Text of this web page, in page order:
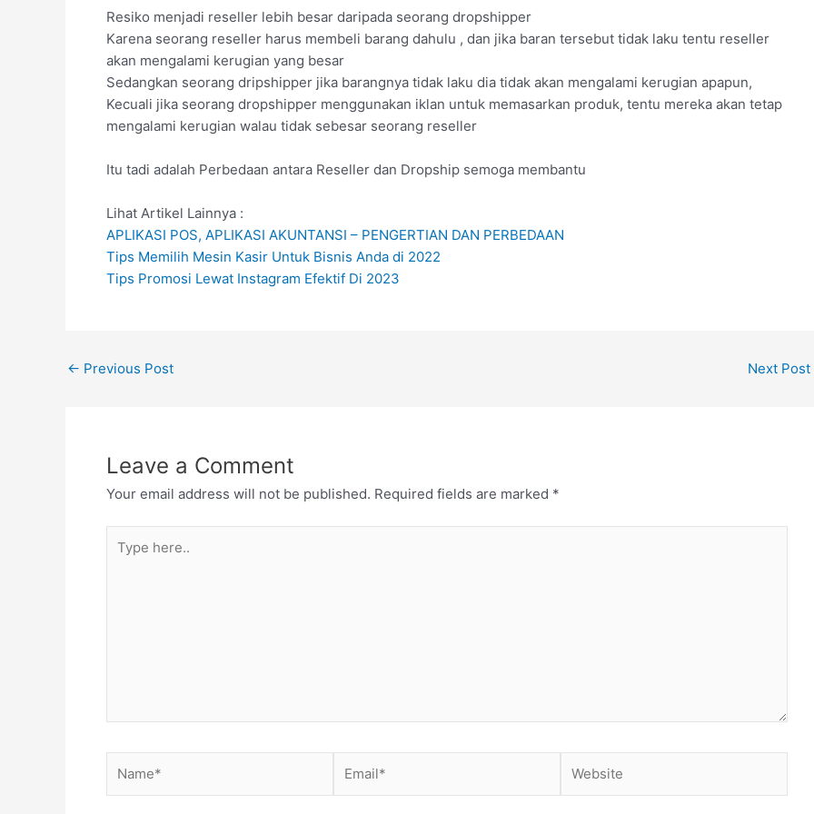
Resiko menjadi reseller lebih besar daripada seorang dropshipper
Karena seorang reseller harus membeli barang dahulu , dan jika baran tersebut tidak laku tentu reseller
akan mengalami kerugian yang besar
Sedangkan seorang dripshipper jika barangnya tidak laku dia tidak akan mengalami kerugian apapun,
Kecuali jika seorang dropshipper menggunakan iklan untuk memasarkan produk, tentu mereka akan tetap
mengalami kerugian walau tidak sebesar seorang reseller
Itu tadi adalah Perbedaan antara Reseller dan Dropship semoga membantu
Lihat Artikel Lainnya :
APLIKASI POS, APLIKASI AKUNTANSI – PENGERTIAN DAN PERBEDAAN
Tips Memilih Mesin Kasir Untuk Bisnis Anda di 2022
Tips Promosi Lewat Instagram Efektif Di 2023
← Previous Post Next Post
Leave a Comment
Your email address will not be published. Required fields are marked *
here..